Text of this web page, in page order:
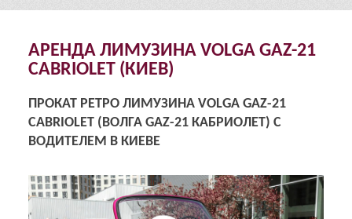
АРЕНДА ЛИМУЗИНА VOLGA GAZ-21
CABRIOLET (КИЕВ)
ПРОКАТ РЕТРО ЛИМУЗИНА VOLGA GAZ-21
CABRIOLET (ВОЛГА GAZ-21 КАБРИОЛЕТ) С
ВОДИТЕЛЕМ В КИЕВЕ